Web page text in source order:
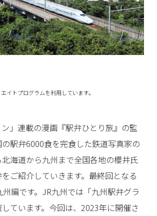
イトプログラムを利用しています。
ン」連載の漫画『駅弁ひとり旅』の監
駅弁6000食を完食した鉄道写真家の
海道から九州まで全国各地の櫻井氏
ご紹介していきます。最終回となる
編です。JR九州では「九州駅弁グラ
ています。今回は、2023年に開催さ